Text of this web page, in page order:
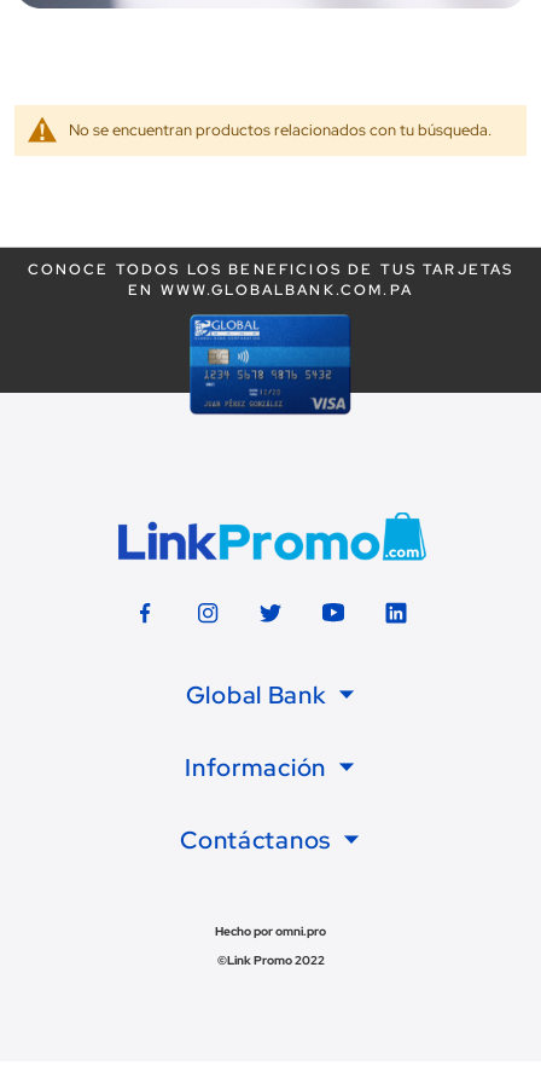
No se encuentran productos relacionados con tu búsqueda.
CONOCE TODOS LOS BENEFICIOS DE TUS TARJETAS
EN WWW.GLOBALBANK.COM.PA
Global Bank
Información
Contáctanos
Hecho por omni.pro
©Link Promo 2022